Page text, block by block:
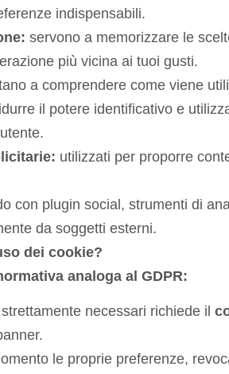
indispensabili.
servono a memorizzare le
più vicina ai tuoi gusti.
a comprendere come viene
il potere identificativo e
utilizzati per proporre
con plugin social, strumenti di
da soggetti esterni.
dei cookie?
analoga al GDPR:
necessari richiede il
le proprie preferenze,